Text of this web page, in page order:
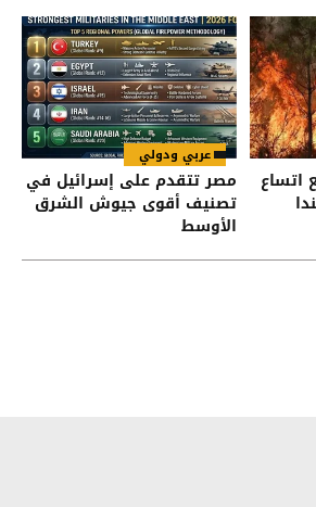
اتساع
عربي ودولي
مصر تتقدم على إسرائيل في
تصنيف أقوى جيوش الشرق
الأوسط